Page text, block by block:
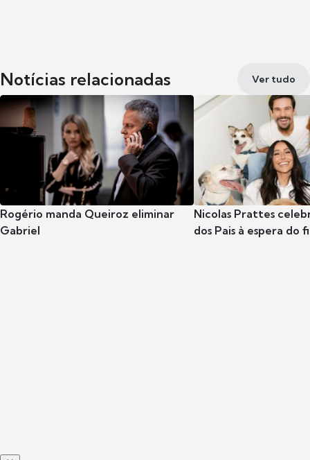
Notícias relacionadas Ver tudo
Rogério manda Queiroz eliminar
Gabriel
Nicolas Prattes
dos Pais à espera do